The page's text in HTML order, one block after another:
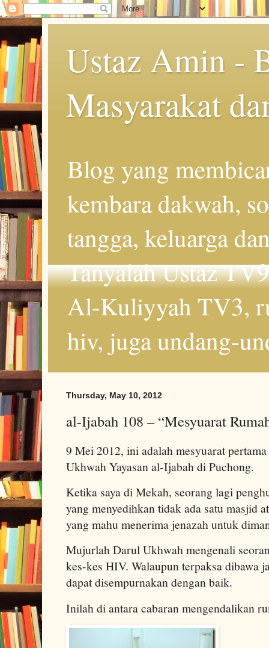
Ustaz Amin -
Masyarakat
Blog yang
kembara dakwah,
tangga, keluarga
Tanyalah Ustaz
Al-Kuliyyah TV3,
hiv, juga undang-
Thursday, May 10, 2012
al-Ijabah 108 – “Mesyuarat
9 Mei 2012, ini adalah mesyuarat
Ukhwah Yayasan al-Ijabah di Puchong.
Ketika saya di Mekah, seorang lagi
yang menyedihkan tidak ada satu masjid
yang mahu menerima jenazah untuk
Mujurlah Darul Ukhwah mengenali
kes-kes HIV. Walaupun terpaksa dibawa
dapat disempurnakan dengan baik.
Inilah di antara cabaran mengendalikan